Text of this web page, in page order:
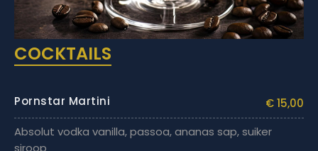
COCKTAILS
Pornstar Martini
€ 15,00
Absolut vodka vanilla, passoa, ananas sap, suiker
siroop